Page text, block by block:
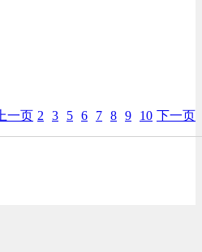
上一页 2 3 5 6 7 8 9 10 下一页